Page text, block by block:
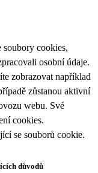
soubory cookies,
osobní údaje.
zobrazovat například
zůstanou aktivní
webu. Své
cookies.
se souborů cookie.
důvodů